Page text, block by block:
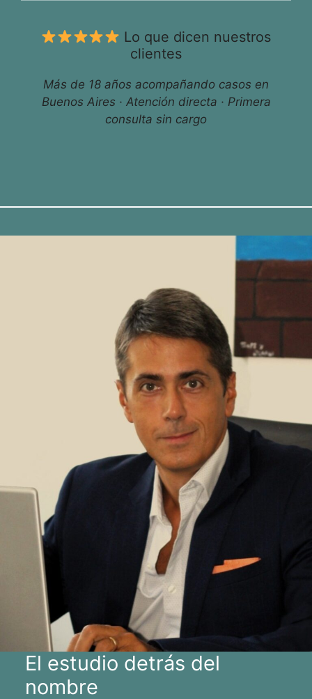
Lo que dicen nuestros
clientes
Más de 18 años acompañando casos en
Buenos Aires · Atención directa · Primera
consulta sin cargo
El estudio detrás del
nombre